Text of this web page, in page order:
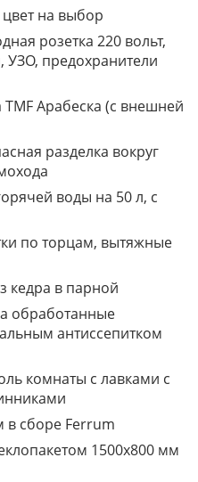
на выбор
розетка 220 вольт,
УЗО, предохранители
Арабеска (с внешней
разделка вокруг
воды на 50 л, с
по торцам, вытяжные
кедра в парной
обработанные
антиссепитком
комнаты с лавками с
в сборе Ferrum
1500х800 мм